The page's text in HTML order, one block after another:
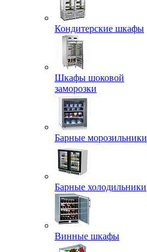
Кондитерские шкафы
Шкафы шоковой
заморозки
Барные морозильники
Барные холодильники
Винные шкафы